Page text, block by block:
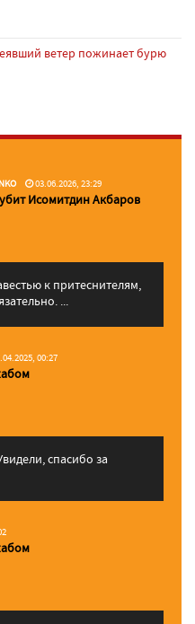
ветер пожинает бурю
03.06.2026, 23:29
Исомитдин Акбаров
к притеснителям,
...
00:27
спасибо за